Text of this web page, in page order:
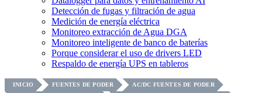
Detección de fugas y filtración de agua
Medición de energía eléctrica
Monitoreo extracción de Agua DGA
Monitoreo inteligente de banco de baterías
Porque considerar el uso de drivers LED
Respaldo de energía UPS en tableros
INICIO FUENTES DE PODER
AC/DC FUENTES DE PODER